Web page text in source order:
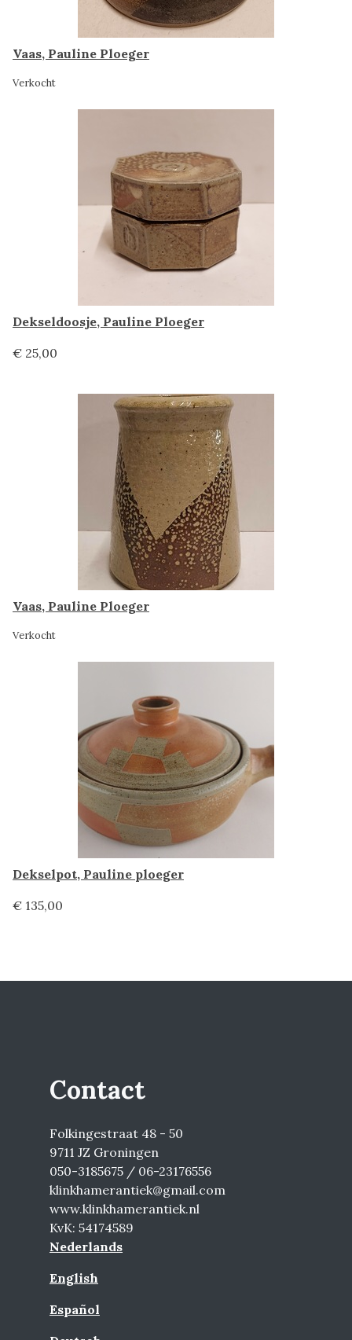
Vaas, Pauline Ploeger
Verkocht
Dekseldoosje, Pauline Ploeger
€ 25,00
Vaas, Pauline Ploeger
Verkocht
Dekselpot, Pauline ploeger
€ 135,00
Contact
Folkingestraat 48 - 50
9711 JZ Groningen
050-3185675 / 06-23176556
klinkhamerantiek@gmail.com
www.klinkhamerantiek.nl
KvK: 54174589
Nederlands
English
Español